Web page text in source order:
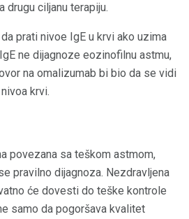
drugu ciljanu terapiju.
prati nivoe IgE u krvi ako uzima
ne dijagnoze eozinofilnu astmu,
na omalizumab bi bio da se vidi
krvi.
povezana sa teškom astmom,
pravilno dijagnoza. Nezdravljena
će dovesti do teške kontrole
samo da pogoršava kvalitet